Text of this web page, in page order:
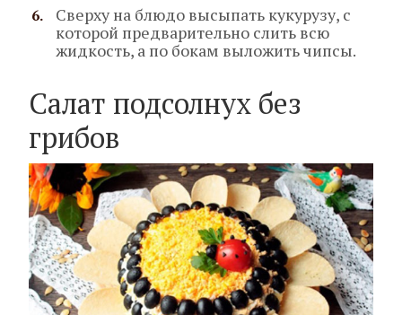
Сверху на блюдо высыпать кукурузу, с
которой предварительно слить всю
жидкость, а по бокам выложить чипсы.
Салат подсолнух без
грибов